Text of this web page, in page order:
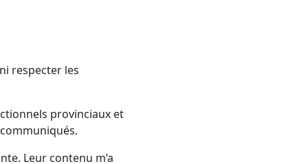
respecter les
provinciaux et
Leur contenu m’a